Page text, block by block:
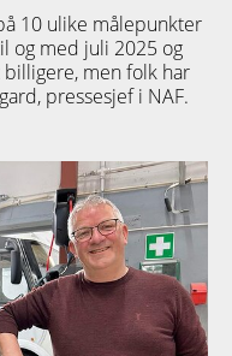
10 ulike målepunkter
og med juli 2025 og
men folk har
pressesjef i NAF.